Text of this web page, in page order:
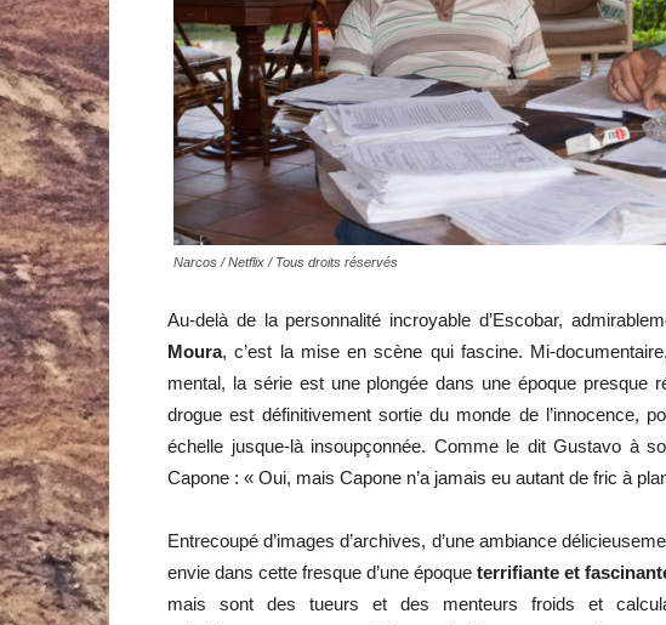
Narcos / Netflix / Tous droits réservés
Au-delà de la personnalité incroyable d’Escobar,
Moura, c’est la mise en scène qui fascine. Mi-
mental, la série est une plongée dans une époque presque
drogue est définitivement sortie du monde de l’innocence,
échelle jusque-là insoupçonnée. Comme le dit Gustavo à
Capone : « Oui, mais Capone n’a jamais eu autant de fric à
Entrecoupé d’images d’archives, d’une ambiance
envie dans cette fresque d’une époque terrifiante et
mais sont des tueurs et des menteurs froids et